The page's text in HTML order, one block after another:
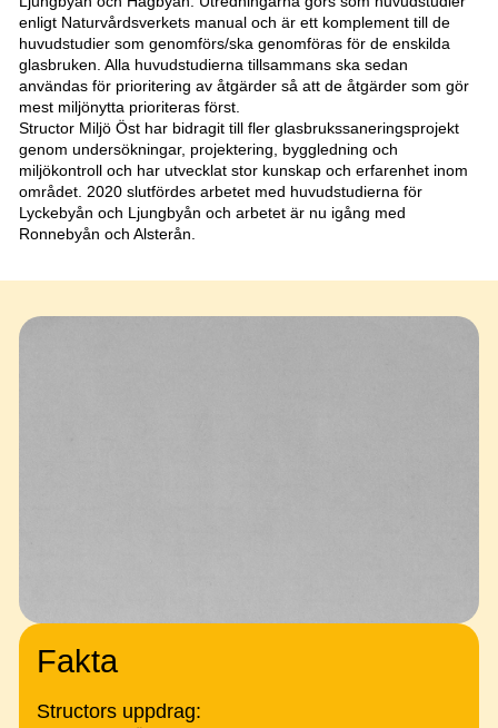
enligt Naturvårdsverkets manual och är ett komplement till de
huvudstudier som genomförs/ska genomföras för de enskilda
glasbruken. Alla huvudstudierna tillsammans ska sedan
användas för prioritering av åtgärder så att de åtgärder som gör
mest miljönytta prioriteras först.
Structor Miljö Öst har bidragit till fler glasbrukssaneringsprojekt
genom undersökningar, projektering, byggledning och
miljökontroll och har utvecklat stor kunskap och erfarenhet inom
området. 2020 slutfördes arbetet med huvudstudierna för
Lyckebyån och Ljungbyån och arbetet är nu igång med
Ronnebyån och Alsterån.
Fakta
Structors uppdrag: